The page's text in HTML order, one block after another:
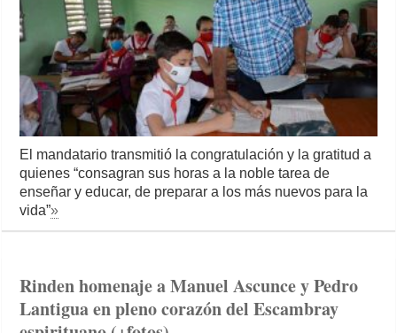
El mandatario transmitió la congratulación y la gratitud a
quienes “consagran sus horas a la noble tarea de
enseñar y educar, de preparar a los más nuevos para la
vida”»
Rinden homenaje a Manuel Ascunce y Pedro
Lantigua en pleno corazón del Escambray